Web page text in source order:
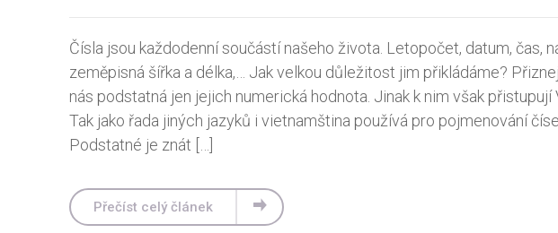
Čísla jsou každodenní součástí našeho života. Letopočet, datum, čas,
zeměpisná šířka a délka,… Jak velkou důležitost jim přikládáme?
nás podstatná jen jejich numerická hodnota. Jinak k nim však přistupují
Tak jako řada jiných jazyků i vietnamština používá pro pojmenování
Podstatné je znát […]
Přečíst celý článek